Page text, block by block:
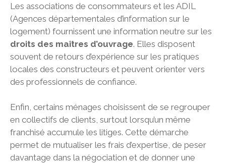
Les associations de consommateurs et les ADIL
(Agences départementales d’information sur le
logement) fournissent une information neutre sur les
droits des maîtres d’ouvrage. Elles disposent
souvent de retours d’expérience sur les pratiques
locales des constructeurs et peuvent orienter vers
des professionnels de confiance.
Enfin, certains ménages choisissent de se regrouper
en collectifs de clients, surtout lorsqu’un même
franchisé accumule les litiges. Cette démarche
permet de mutualiser les frais d’expertise, de peser
davantage dans la négociation et de donner une